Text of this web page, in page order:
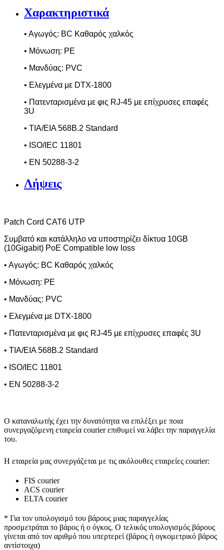
Χαρακτηριστικά
• Αγωγός: BC Kαθαρός χαλκός
• Μόνωση: PE
• Μανδύας: PVC
• Ελεγμένα με DTX-1800
• Πατενταρισμένα με φις RJ-45 με επίχρυσες επαφές
3U
• TIA/EIA 568B.2 Standard
• ISO/IEC 11801
• EN 50288-3-2
Λήψεις
Patch Cord CAT6 UTP
Συμβατό και κατάλληλο να υποστηρίζει δίκτυα 10GΒ
(10Gigabit) PoE Compatible low loss
• Αγωγός: BC Kαθαρός χαλκός
• Μόνωση: PE
• Μανδύας: PVC
• Ελεγμένα με DTX-1800
• Πατενταρισμένα με φις RJ-45 με επίχρυσες επαφές 3U
• TIA/EIA 568B.2 Standard
• ISO/IEC 11801
• EN 50288-3-2
Ο καταναλωτής έχει την δυνατότητα να επιλέξει με ποια
συνεργαζόμενη εταιρεία courier επιθυμεί να λάβει την παραγγελία
του.
Η εταιρεία μας συνεργάζεται με τις ακόλουθες εταιρείες courier:
FIS courier
ACS courier
ELTA courier
* Για τον υπολογισμό του βάρους μιας παραγγελίας
προσμετράται το βάρος ή ο όγκος. Ο τελικός υπολογισμός βάρους
γίνεται από τον αριθμό που υπερτερεί (βάρος ή ογκομετρικό βάρος
αντίστοιχα)